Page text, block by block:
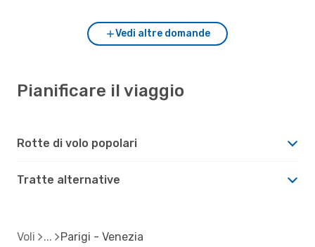
Vedi altre domande
Pianificare il viaggio
Rotte di volo popolari
Tratte alternative
Voli Parigi - Venezia